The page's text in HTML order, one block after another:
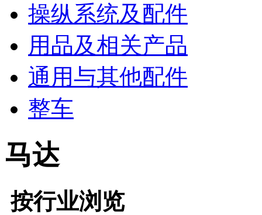
操纵系统及配件
用品及相关产品
通用与其他配件
整车
马达
按行业浏览